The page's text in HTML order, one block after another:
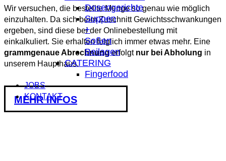
Dosengerichte
Suppen
+
Soßen
Beilagen
CATERING
Fingerfood
JOBS
KONTAKT
Wir versuchen, die bestellte Menge so genau wie möglich
einzuhalten. Da sich beim Zuschnitt Gewichtsschwankungen
ergeben, sind diese bei der Onlinebestellung mit
einkalkuliert. Sie erhalten folglich immer etwas mehr. Eine
grammgenaue Abrechnungerfolgt nur bei Abholung in
unserem Haupthaus.
MEHR INFOS